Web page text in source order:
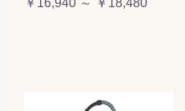
￥16,940 ～ ￥18,480